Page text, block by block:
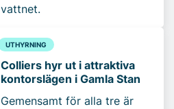
vattnet.
UTHYRNING
Colliers hyr ut i attraktiva
kontorslägen i Gamla Stan
Gemensamt för alla tre är